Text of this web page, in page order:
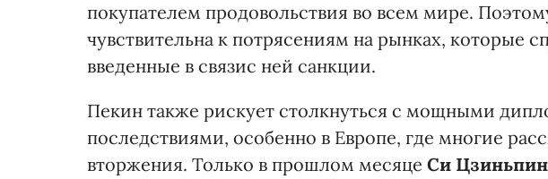
покупателем продовольствия во всем мире.
чувствительна к потрясениям на рынках, которые
введенные в связис ней санкции.
Пекин также рискует столкнуться с мощными
последствиями, особенно в Европе, где многие
вторжения. Только в прошлом месяце Си Цзиньпин